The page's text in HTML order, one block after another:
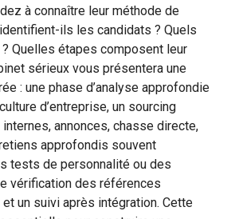
à connaître leur méthode de
ils les candidats ? Quels
Quelles étapes composent leur
sérieux vous présentera une
: une phase d’analyse approfondie
d’entreprise, un sourcing
annonces, chasse directe,
approfondis souvent
tests de personnalité ou des
vérification des références
un suivi après intégration. Cette